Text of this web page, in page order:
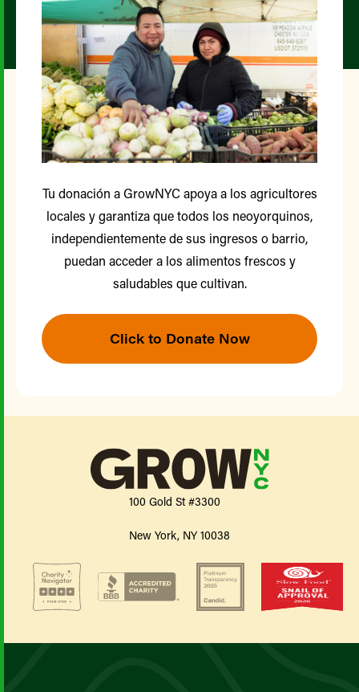
Tu donación a GrowNYC apoya a los agricultores
locales y garantiza que todos los neoyorquinos,
independientemente de sus ingresos o barrio,
puedan acceder a los alimentos frescos y
saludables que cultivan.
Click to Donate Now
100 Gold St #3300
New York, NY 10038